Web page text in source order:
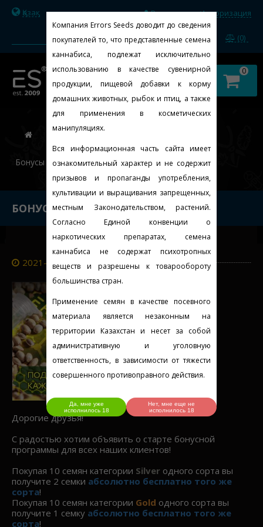
Қазақ
(0)
Регистрация/Авторизация
0
Компания Errors Seeds доводит до сведения
покупателей то, что представленные семена
каннабиса, подлежат исключительно
использованию в качестве сувенирной
продукции, пищевой добавки к корму
домашних животных, рыбок и птиц, а также
для применения в косметических
манипуляциях.
Вся информационная часть сайта имеет
ознакомительный характер и не содержит
призывов и пропаганды употребления,
культивации и выращивания запрещенных,
местным Законодательством, растений.
Согласно Единой конвенции о
наркотических препаратах, семена
каннабиса не содержат психотропных
веществ и разрешены к товарообороту
большинства стран.
Применение семян в качестве посевного
материала является незаконным на
территории Казахстан и несет за собой
административную и уголовную
ответственность, в зависимости от тяжести
совершенного противоправного действия.
Да, мне уже
исполнилось 18
Нет, мне еще не
исполнилось 18
Блог
Бонусы каждому клиенту!
БОНУСЫ КАЖДОМУ КЛИЕНТУ!
2021-07-16 19:50:39
Дорогие друзья!
С радостью хотим объявить о старте бонусной
программы для всех наших клиентов!
Покупая 10 семян категории Silver одного сорта вы
получите 2 семки абсолютно бесплатно того же
сорта!
Покупая 10 семян категории Gold одного сорта вы
получите 1 семку абсолютно бесплатно того же
сорта!